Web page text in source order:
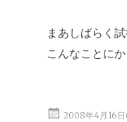
まあしばらく試
こんなことにか
2008年4月16日